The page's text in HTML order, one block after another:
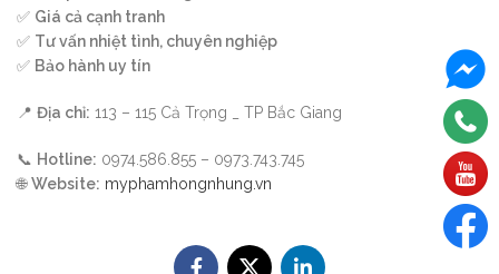
✅ Giá cả cạnh tranh
✅ Tư vấn nhiệt tình, chuyên nghiệp
✅ Bảo hành uy tín
📍 Địa chỉ: 113 – 115 Cả Trọng _ TP Bắc Giang
📞 Hotline: 0974.586.855 – 0973.743.745
🌐Website: myphamhongnhung.vn